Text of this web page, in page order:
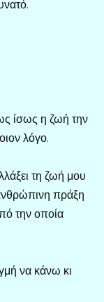
ίσως η ζωή την
λόγο.
τη ζωή μου
πράξη
την οποία
να κάνω κι